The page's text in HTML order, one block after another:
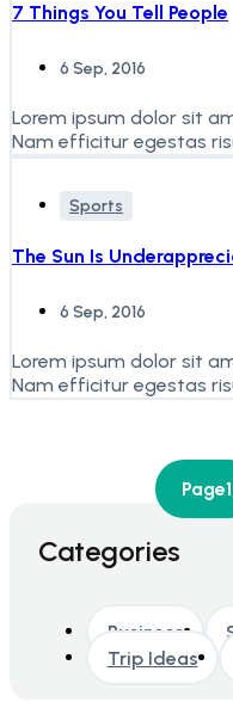
7 Things You Tell People
6 Sep, 2016
Lorem ipsum dolor sit
Nam efficitur egestas
Sports
The Sun Is
6 Sep, 2016
Lorem ipsum dolor sit
Nam efficitur egestas
Page1
Categories
Business
Trip Ideas